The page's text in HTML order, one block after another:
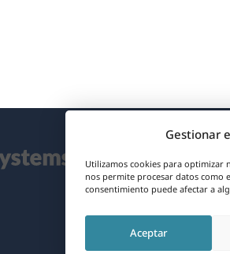
Gestionar
Utilizamos cookies para optimizar
nos permite procesar datos como
consentimiento puede afectar a
Aceptar
RGPD